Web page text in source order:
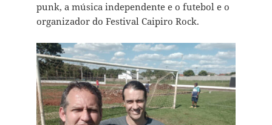
punk, a música independente e o futebol e o
organizador do Festival Caipiro Rock.